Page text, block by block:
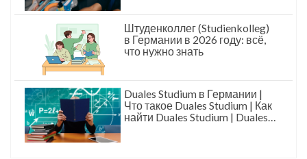
Штуденколлег (Studienkolleg)
в Германии в 2026 году: всё,
что нужно знать
Duales Studium в Германии |
Что такое Duales Studium | Как
найти Duales Studium | Duales